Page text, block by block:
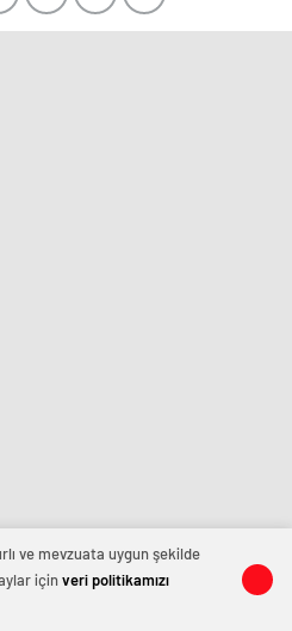
ve mevzuata uygun şekilde
içinveri politikamızı